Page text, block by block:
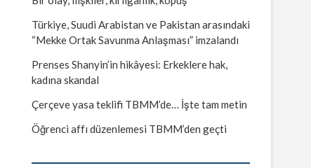
Türkiye, Suudi Arabistan ve Pakistan arasındaki
“Mekke Ortak Savunma Anlaşması” imzalandı
Prenses Shanyin’in hikâyesi: Erkeklere hak,
kadına skandal
Çerçeve yasa teklifi TBMM’de… İşte tam metin
Öğrenci affı düzenlemesi TBMM’den geçti